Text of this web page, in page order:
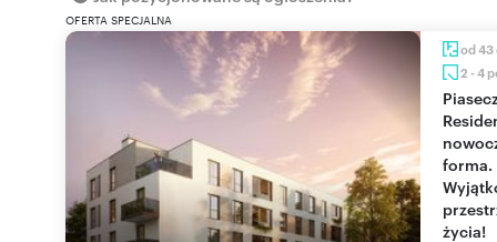
OFERTA SPECJALNA
od 43
2 - 4
Piaseczno
forma.
życia!